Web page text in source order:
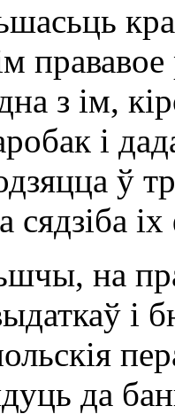
з ім,
і
ў
сядзіба
на
і
да